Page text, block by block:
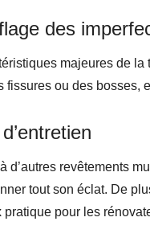
des
majeures de
fissures ou des bosses,
d’autres revêtements
tout son éclat. De
pratique pour les